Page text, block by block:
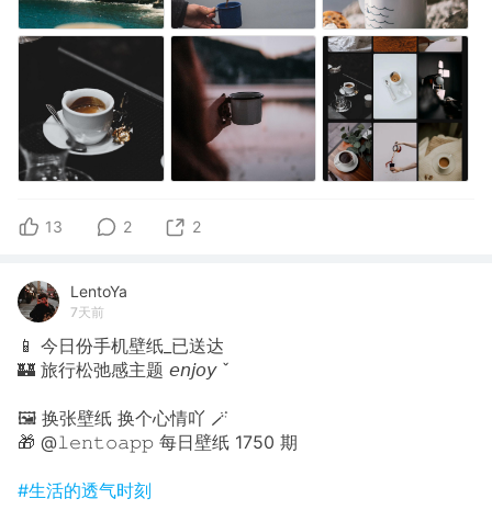
13 2 2
LentoYa
7天前
📱 今日份手机壁纸_已送达
🏰 旅行松弛感主题 𝘦𝘯𝘫𝘰𝘺 ˇ
🖼 换张壁纸 换个心情吖 🪄
🎁 @𝚕𝚎𝚗𝚝𝚘𝚊𝚙𝚙 每日壁纸 1750 期
#生活的透气时刻